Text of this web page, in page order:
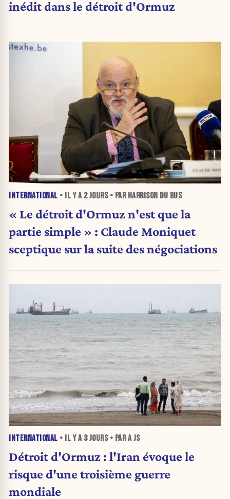
inédit dans le détroit d'Ormuz
INTERNATIONAL • IL Y A 2 JOURS• PAR HARRISON DU BUS
« Le détroit d'Ormuz n'est que la
partie simple » : Claude Moniquet
sceptique sur la suite des négociations
INTERNATIONAL • IL Y A 3 JOURS• PAR A JS
Détroit d'Ormuz : l'Iran évoque le
risque d'une troisième guerre
mondiale